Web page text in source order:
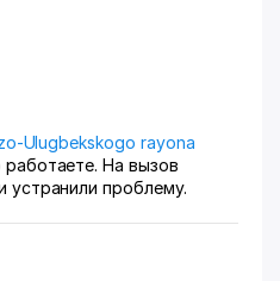
Ulugbekskogo rayona
На вызов
устранили проблему.